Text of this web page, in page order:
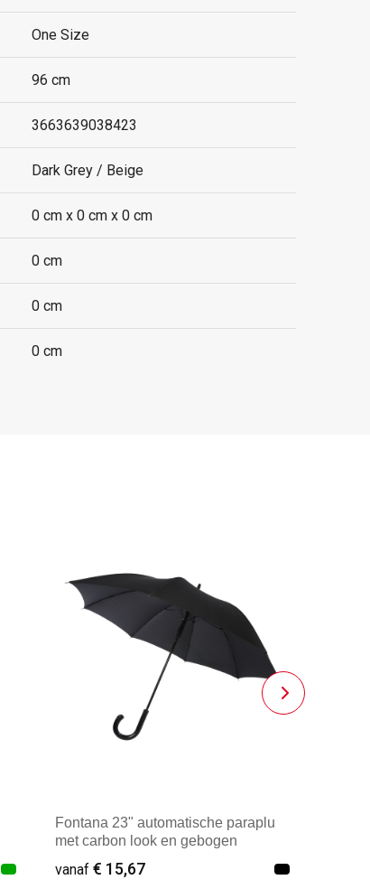
One Size
96 cm
3663639038423
Dark Grey / Beige
0 cm x 0 cm x 0 cm
0 cm
0 cm
0 cm
Fontana 23" automatische paraplu
met carbon look en gebogen
vanaf € 15,67